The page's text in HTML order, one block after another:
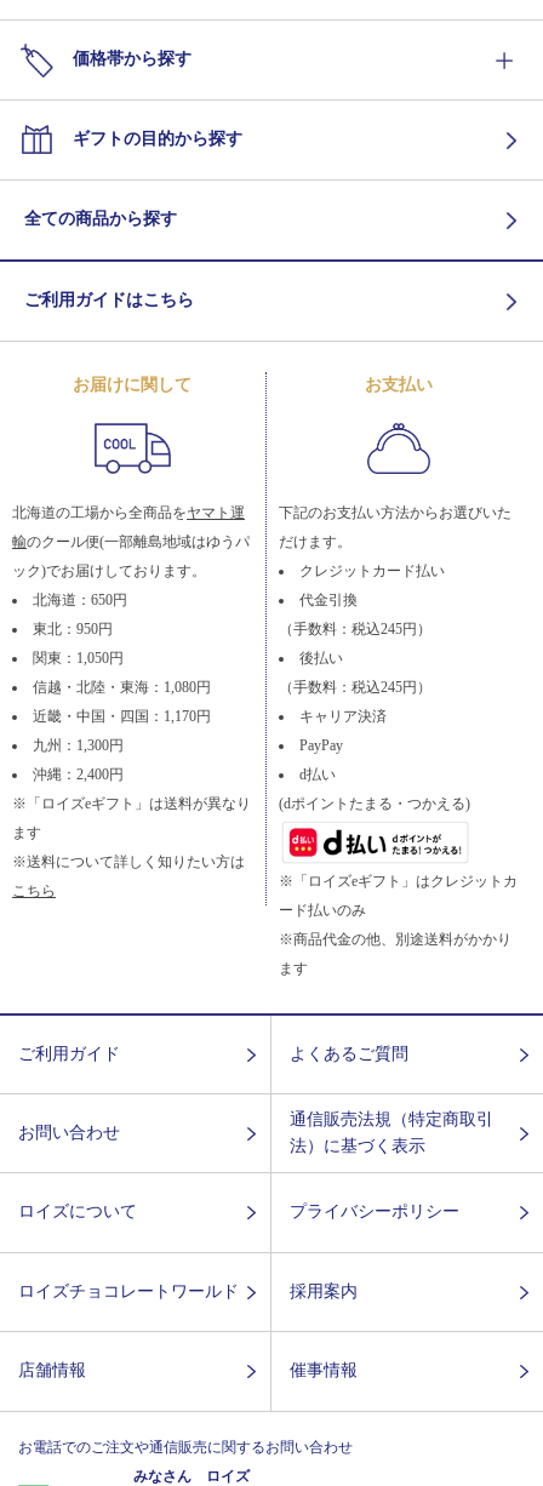
価格帯から探す
ギフトの目的から探す
全ての商品から探す
ご利用ガイドはこちら
お届けに関して
北海道の工場から全商品をヤマト運
輸のクール便(一部離島地域はゆうパ
ック)でお届けしております。
北海道：650円
東北：950円
関東：1,050円
信越・北陸・東海：1,080円
近畿・中国・四国：1,170円
九州：1,300円
沖縄：2,400円
※「ロイズeギフト」は送料が異なり
ます
※送料について詳しく知りたい方は
こちら
お支払い
下記のお支払い方法からお選びいた
だけます。
クレジットカード払い
代金引換
（手数料：税込245円）
後払い
（手数料：税込245円）
キャリア決済
PayPay
d払い
(dポイントたまる・つかえる)
※「ロイズeギフト」はクレジットカ
ード払いのみ
※商品代金の他、別途送料がかかり
ます
ご利用ガイド よくあるご質問
お問い合わせ
通信販売法規（特定商取引
法）に基づく表示
ロイズについて プライバシーポリシー
ロイズチョコレートワールド 採用案内
店舗情報 催事情報
お電話でのご注文や通信販売に関するお問い合わせ
みなさん ロイズ